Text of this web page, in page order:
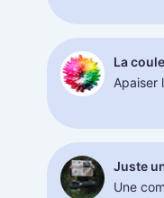
La
Apaiser
Juste
Une